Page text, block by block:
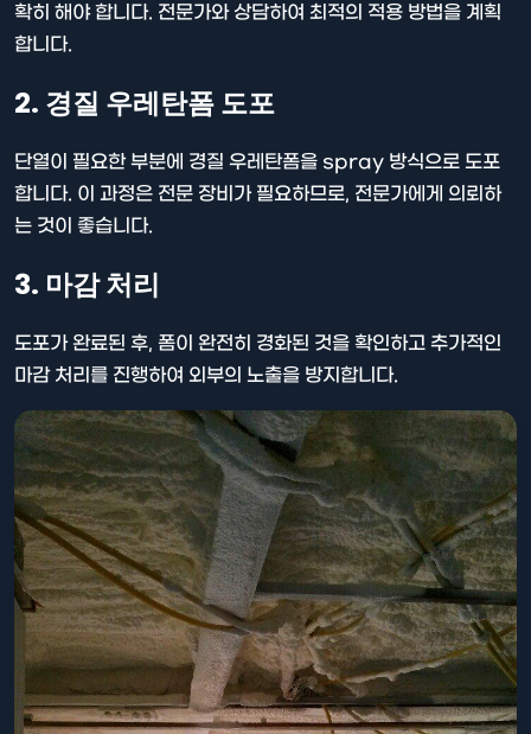
확히 해야 합니다. 전문가와 상담하여 최적의 적용 방법을 계획
합니다.
2. 경질 우레탄폼 도포
단열이 필요한 부분에 경질 우레탄폼을 spray 방식으로 도포
합니다. 이 과정은 전문 장비가 필요하므로, 전문가에게 의뢰하
는 것이 좋습니다.
3. 마감 처리
도포가 완료된 후, 폼이 완전히 경화된 것을 확인하고 추가적인
마감 처리를 진행하여 외부의 노출을 방지합니다.